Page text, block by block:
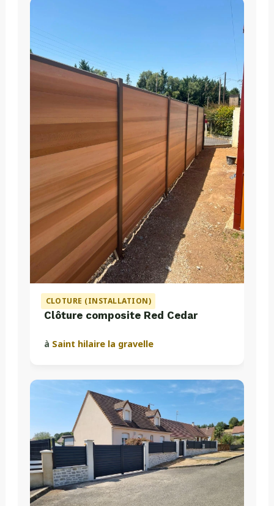
CLOTURE (INSTALLATION)
Clôture composite Red Cedar
à Saint hilaire la gravelle